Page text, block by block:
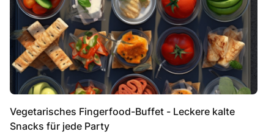
Vegetarisches Fingerfood-Buffet - Leckere kalte
Snacks für jede Party